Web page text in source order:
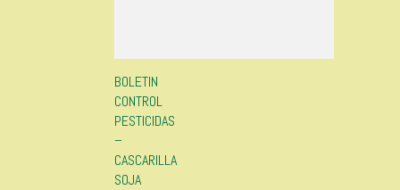
BOLETIN
CONTROL
PESTICIDAS
–
CASCARILLA
SOJA